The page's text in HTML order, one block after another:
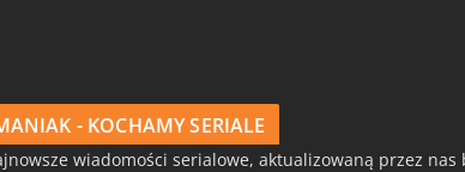
- KOCHAMY SERIALE
wiadomości serialowe, aktualizowaną przez